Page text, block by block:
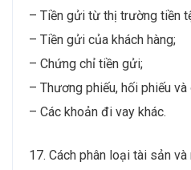
– Tiền gửi từ thị trường tiền
– Tiền gửi của khách hàng;
– Chứng chỉ tiền gửi;
– Thương phiếu, hối phiếu
– Các khoản đi vay khác.
17. Cách phân loại tài sản